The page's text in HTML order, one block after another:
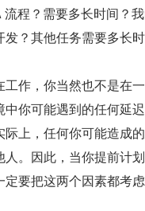
程？需要多长时间？
？其他任务需要多长
作，你当然也不是在
你可能遇到的任何延
际上，任何你可能造成
人。因此，当你提前计
要把这两个因素都考虑